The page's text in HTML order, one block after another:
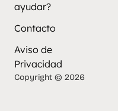
ayudar?
Contacto
Aviso de
Privacidad
Copyright © 2026